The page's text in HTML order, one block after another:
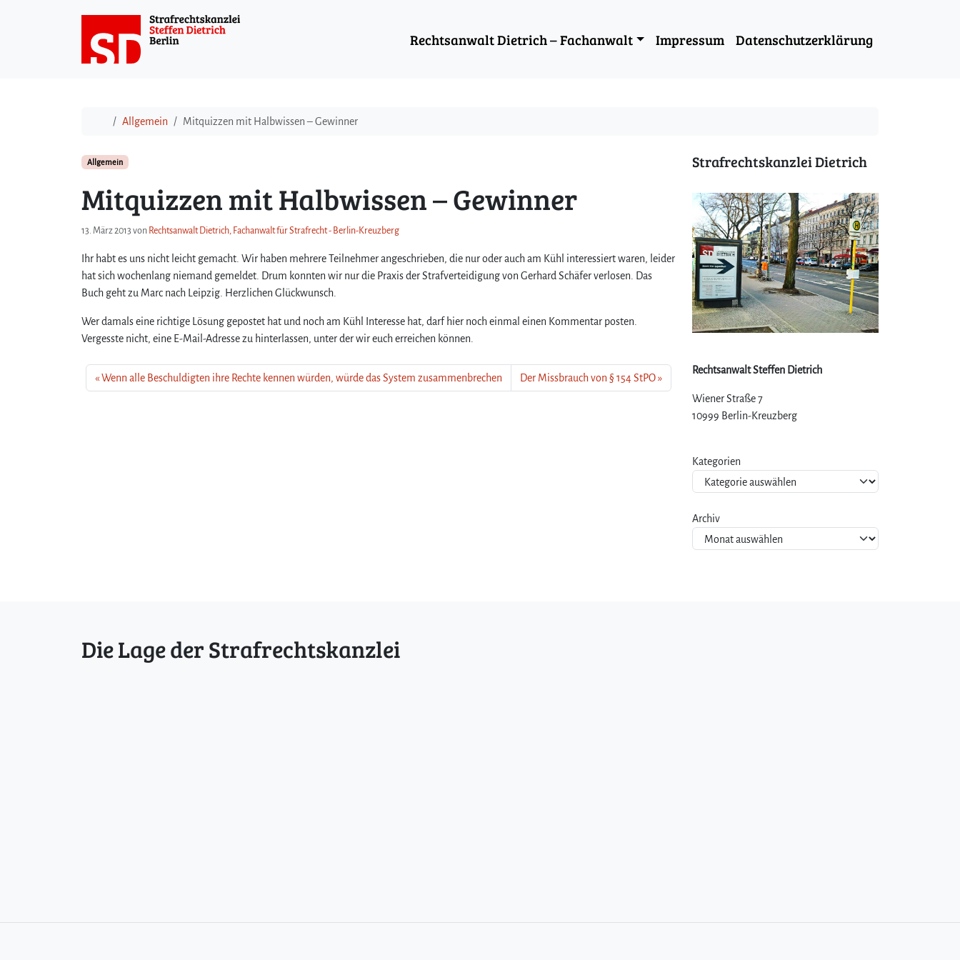
Rechtsanwalt Dietrich – Fachanwalt Impressum Datenschutzerklärung
StartAllgemein Mitquizzen mit Halbwissen – Gewinner
Allgemein
Mitquizzen mit Halbwissen – Gewinner
13. März 2013 von Rechtsanwalt Dietrich, Fachanwalt für Strafrecht - Berlin-Kreuzberg
Ihr habt es uns nicht leicht gemacht. Wir haben mehrere Teilnehmer angeschrieben, die nur oder auch am Kühl interessiert waren, leider
hat sich wochenlang niemand gemeldet. Drum konnten wir nur die Praxis der Strafverteidigung von Gerhard Schäfer verlosen. Das
Buch geht zu Marc nach Leipzig. Herzlichen Glückwunsch.
Wer damals eine richtige Lösung gepostet hat und noch am Kühl Interesse hat, darf hier noch einmal einen Kommentar posten.
Vergesste nicht, eine E-Mail-Adresse zu hinterlassen, unter der wir euch erreichen können.
Wenn alle Beschuldigten ihre Rechte kennen würden, würde das System zusammenbrechen Der Missbrauch von § 154 StPO
Strafrechtskanzlei Dietrich
Rechtsanwalt Steffen Dietrich
Wiener Straße 7
10999 Berlin-Kreuzberg
Kategorien
Archiv
Die Lage der Strafrechtskanzlei